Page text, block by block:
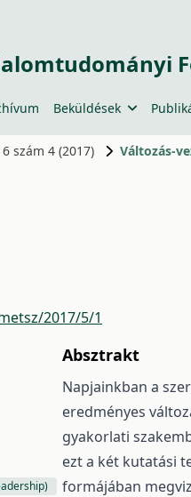
Beküldések
6 szám 4 (2017) Változás-
2017/5/1
Absztrakt
Napjainkban a
eredményes
gyakorlati
ezt a két kutatási
formájában